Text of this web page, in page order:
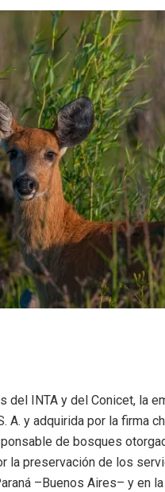
del INTA y del Conicet, la
A. y adquirida por la firma
de bosques
la preservación de los
–Buenos Aires– y en